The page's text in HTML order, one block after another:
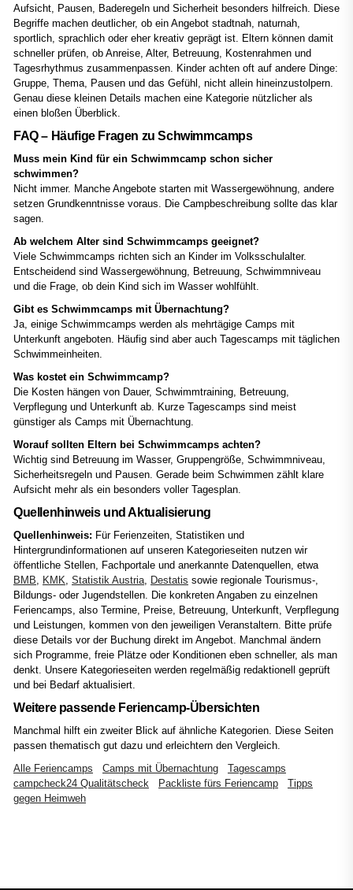
Aufsicht, Pausen, Baderegeln und Sicherheit besonders hilfreich. Diese
Begriffe machen deutlicher, ob ein Angebot stadtnah, naturnah,
sportlich, sprachlich oder eher kreativ geprägt ist. Eltern können damit
schneller prüfen, ob Anreise, Alter, Betreuung, Kostenrahmen und
Tagesrhythmus zusammenpassen. Kinder achten oft auf andere Dinge:
Gruppe, Thema, Pausen und das Gefühl, nicht allein hineinzustolpern.
Genau diese kleinen Details machen eine Kategorie nützlicher als
einen bloßen Überblick.
FAQ – Häufige Fragen zu Schwimmcamps
Muss mein Kind für ein Schwimmcamp schon sicher
schwimmen?
Nicht immer. Manche Angebote starten mit Wassergewöhnung, andere
setzen Grundkenntnisse voraus. Die Campbeschreibung sollte das klar
sagen.
Ab welchem Alter sind Schwimmcamps geeignet?
Viele Schwimmcamps richten sich an Kinder im Volksschulalter.
Entscheidend sind Wassergewöhnung, Betreuung, Schwimmniveau
und die Frage, ob dein Kind sich im Wasser wohlfühlt.
Gibt es Schwimmcamps mit Übernachtung?
Ja, einige Schwimmcamps werden als mehrtägige Camps mit
Unterkunft angeboten. Häufig sind aber auch Tagescamps mit täglichen
Schwimmeinheiten.
Was kostet ein Schwimmcamp?
Die Kosten hängen von Dauer, Schwimmtraining, Betreuung,
Verpflegung und Unterkunft ab. Kurze Tagescamps sind meist
günstiger als Camps mit Übernachtung.
Worauf sollten Eltern bei Schwimmcamps achten?
Wichtig sind Betreuung im Wasser, Gruppengröße, Schwimmniveau,
Sicherheitsregeln und Pausen. Gerade beim Schwimmen zählt klare
Aufsicht mehr als ein besonders voller Tagesplan.
Quellenhinweis und Aktualisierung
Quellenhinweis: Für Ferienzeiten, Statistiken und
Hintergrundinformationen auf unseren Kategorieseiten nutzen wir
öffentliche Stellen, Fachportale und anerkannte Datenquellen, etwa
BMB
KMK Statistik Austria Destatis sowie regionale Tourismus-,
Bildungs- oder Jugendstellen. Die konkreten Angaben zu einzelnen
Feriencamps, also Termine, Preise, Betreuung, Unterkunft, Verpflegung
und Leistungen, kommen von den jeweiligen Veranstaltern. Bitte prüfe
diese Details vor der Buchung direkt im Angebot. Manchmal ändern
sich Programme, freie Plätze oder Konditionen eben schneller, als man
denkt. Unsere Kategorieseiten werden regelmäßig redaktionell geprüft
und bei Bedarf aktualisiert.
Weitere passende Feriencamp-Übersichten
Manchmal hilft ein zweiter Blick auf ähnliche Kategorien. Diese Seiten
passen thematisch gut dazu und erleichtern den Vergleich.
Alle Feriencamps
Camps mit Übernachtung
Tagescamps
campcheck24 Qualitätscheck
Packliste fürs Feriencamp
Tipps
gegen Heimweh